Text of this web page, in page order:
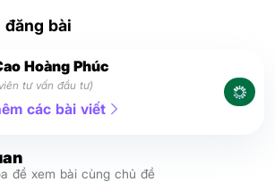
bài
Hoàng Phúc
tư vấn đầu tư)
các bài viết
để xem bài cùng chủ đề